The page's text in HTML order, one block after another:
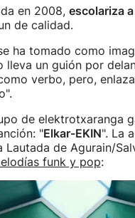
en 2008, escolariza
de calidad.
ha tomado como
lleva un guión por
verbo, pero,
de elektrotxaranga
"Elkar-EKIN". La
de Agurain/
funk y pop: